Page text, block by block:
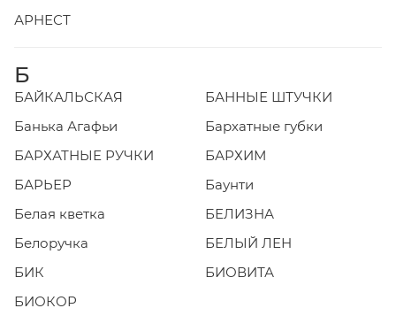
АРНЕСТ
Б
БАЙКАЛЬСКАЯ
БАННЫЕ ШТУЧКИ
Банька Агафьи
Бархатные губки
БАРХАТНЫЕ РУЧКИ
БАРХИМ
БАРЬЕР
Баунти
Белая кветка
БЕЛИЗНА
Белоручка
БЕЛЫЙ ЛЕН
БИК
БИОВИТА
БИОКОР